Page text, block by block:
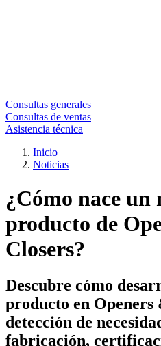
Consultas generales
Consultas de ventas
Asistencia técnica
Inicio
Noticias
¿Cómo nace un
producto de
Closers?
Descubre cómo
producto en Openers
detección de
fabricación,